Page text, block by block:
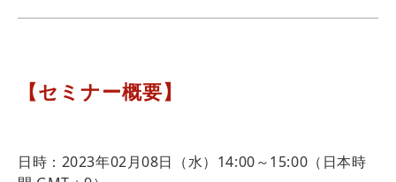
【セミナー概要】
日時：2023年02月08日（水）14:00～15:00（日本時